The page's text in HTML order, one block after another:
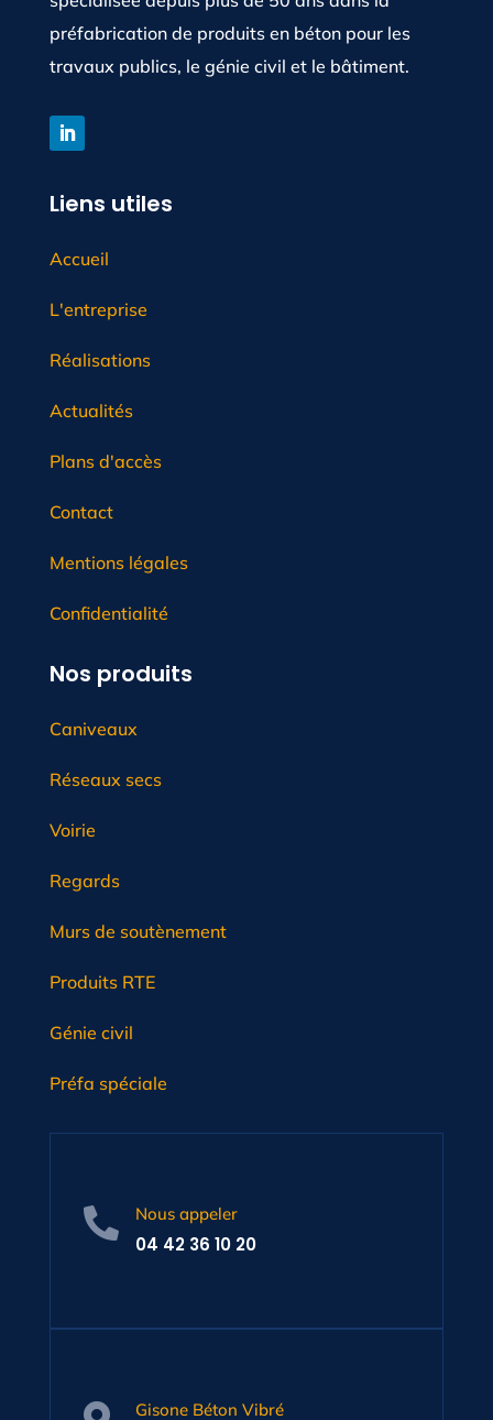
préfabrication de produits en béton pour les
travaux publics, le génie civil et le bâtiment.
Liens utiles
Accueil
L'entreprise
Réalisations
Actualités
Plans d'accès
Contact
Mentions légales
Confidentialité
Nos produits
Caniveaux
Réseaux secs
Voirie
Regards
Murs de soutènement
Produits RTE
Génie civil
Préfa spéciale
 Nous appeler
04 42 36 10 20
Gisone Béton Vibré